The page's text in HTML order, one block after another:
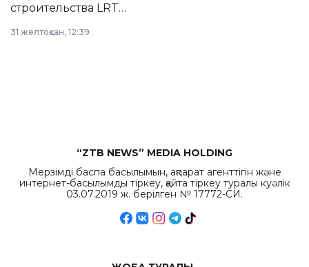
строительства LRT
республиканского
31 желтоқсан, 12:39
“ZTB NEWS” MEDIA HOLDING
Мерзімді баспа басылымын, ақпарат агенттігін және
интернет-басылымды тіркеу, қайта тіркеу туралы куәлік
03.07.2019 ж. берілген № 17772-СИ.